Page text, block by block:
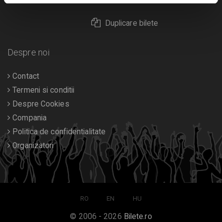
Duplicare bilete
Despre noi
Contact
Termeni si conditii
Despre Cookies
Compania
Politica de confidentialitate
Organizatori
RO EN HU
© 2006 - 2026 Bilete.ro